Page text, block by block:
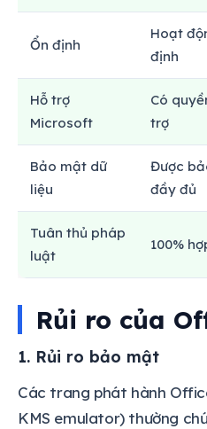
Ổn định
Hoạt
định
Hỗ trợ
Microsoft
Có
trợ
Bảo mật dữ
liệu
Được
đầy đủ
Tuân thủ pháp
luật
100%
Rủi ro của
1. Rủi ro bảo mật
Các trang phát hành
KMS emulator) thường